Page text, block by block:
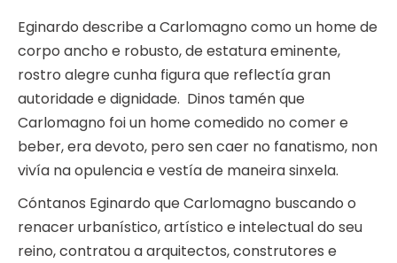
Eginardo describe a Carlomagno como un home de
corpo ancho e robusto, de estatura eminente,
rostro alegre cunha figura que reflectía gran
autoridade e dignidade. Dinos tamén que
Carlomagno foi un home comedido no comer e
beber, era devoto, pero sen caer no fanatismo, non
vivía na opulencia e vestía de maneira sinxela.
Cóntanos Eginardo que Carlomagno buscando o
renacer urbanístico, artístico e intelectual do seu
reino, contratou a arquitectos, construtores e